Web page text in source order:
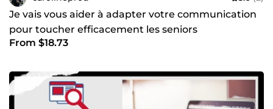
Je vais vous aider à adapter votre communication
pour toucher efficacement les seniors
From $18.73